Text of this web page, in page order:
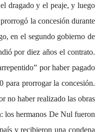
dragado y el peaje, y luego
la concesión durante
en el segundo gobierno de
por diez años el contrato.
por haber pagado
para prorrogar la concesión.
no haber realizado las obras
los hermanos De Nul fueron
y recibieron una condena